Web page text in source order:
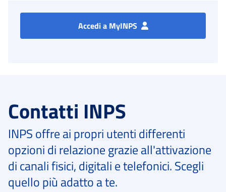
Accedi a MyINPS
Contatti INPS
INPS offre ai propri utenti differenti
opzioni di relazione grazie all'attivazione
di canali fisici, digitali e telefonici. Scegli
quello più adatto a te.